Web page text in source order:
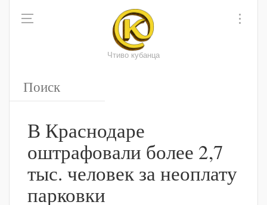
Чтиво кубанца
В Краснодаре
оштрафовали более 2,7
тыс. человек за неоплату
парковки